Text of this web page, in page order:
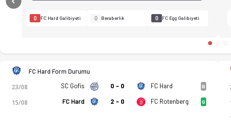
FC Hard - FC Egg 0-2 bitti. Gol anları, kadro, istatistikler, puan
0 FC Hard Galibiyeti 0 Beraberlik 0 FC Egg Galibiyeti
Previous
FC Hard Form Durumu
23/08 SC Gofis 0 - 0 FC Hard B
15/08 FC Hard 2 - 0 FC Rotenberg G